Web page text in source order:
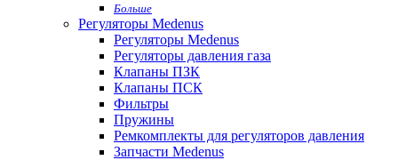
Больше
Регуляторы Medenus
Регуляторы Medenus
Регуляторы давления газа
Клапаны ПЗК
Клапаны ПСК
Фильтры
Пружины
Ремкомплекты для регуляторов давления
Запчасти Medenus